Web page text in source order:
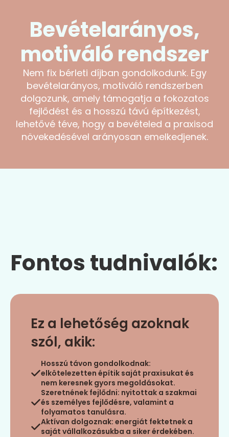
Bevételarányos,
motiváló rendszer
Nem fix bérleti díjban gondolkodunk. Egy
bevételarányos, motiváló rendszerben
dolgozunk, amely támogatja a fokozatos
fejlődést és a hosszú távú építkezést,
lehetővé téve, hogy a bevételed a praxisod
növekedésével arányosan emelkedjenek.
Fontos tudnivalók:
Ez a lehetőség azoknak
szól, akik:
Hosszú távon gondolkodnak:
elkötelezetten építik saját praxisukat és
nem keresnek gyors megoldásokat.
Szeretnének fejlődni: nyitottak a szakmai
és személyes fejlődésre, valamint a
folyamatos tanulásra.
Aktívan dolgoznak: energiát fektetnek a
saját vállalkozásukba a siker érdekében.